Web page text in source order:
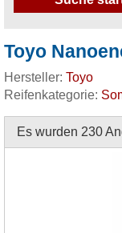
Toyo
Hersteller: Toyo
Reifenkategorie:
Es wurden 230